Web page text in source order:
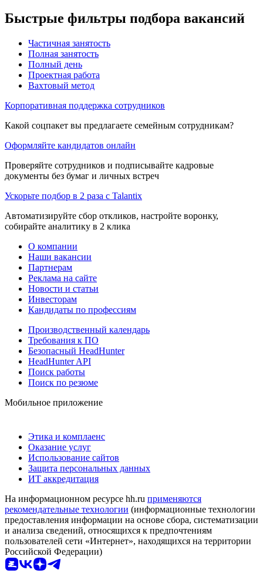
Быстрые фильтры подбора вакансий
Частичная занятость
Полная занятость
Полный день
Проектная работа
Вахтовый метод
Корпоративная поддержка сотрудников
Какой соцпакет вы предлагаете семейным сотрудникам?
Оформляйте кандидатов онлайн
Проверяйте сотрудников и подписывайте кадровые
документы без бумаг и личных встреч
Ускорьте подбор в 2 раза с Talantix
Автоматизируйте сбор откликов, настройте воронку,
собирайте аналитику в 2 клика
О компании
Наши вакансии
Партнерам
Реклама на сайте
Новости и статьи
Инвесторам
Кандидаты по профессиям
Производственный календарь
Требования к ПО
Безопасный HeadHunter
HeadHunter API
Поиск работы
Поиск по резюме
Мобильное приложение
Этика и комплаенс
Оказание услуг
Использование сайтов
Защита персональных данных
ИТ аккредитация
На информационном ресурсе hh.ru применяются
рекомендательные технологии (информационные технологии
предоставления информации на основе сбора, систематизации
и анализа сведений, относящихся к предпочтениям
пользователей сети «Интернет», находящихся на территории
Российской Федерации)